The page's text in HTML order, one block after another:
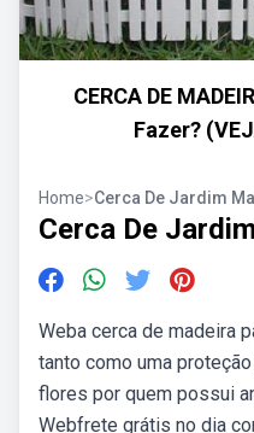
CERCA DE
Fazer?
Home>Cerca De Jardim
Cerca De
Weba cerca de madeira
tanto como uma
flores por quem possui
Webfrete grátis no dia